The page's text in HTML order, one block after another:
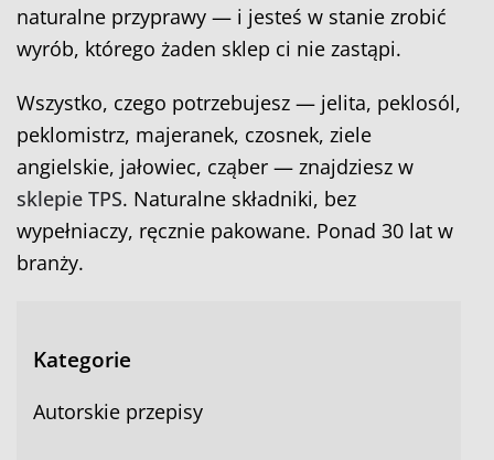
naturalne przyprawy — i jesteś w stanie zrobić
wyrób, którego żaden sklep ci nie zastąpi.
Wszystko, czego potrzebujesz — jelita, peklosól,
peklomistrz, majeranek, czosnek, ziele
angielskie, jałowiec, cząber — znajdziesz w
sklepie TPS. Naturalne składniki, bez
wypełniaczy, ręcznie pakowane. Ponad 30 lat w
branży.
Kategorie
Autorskie przepisy